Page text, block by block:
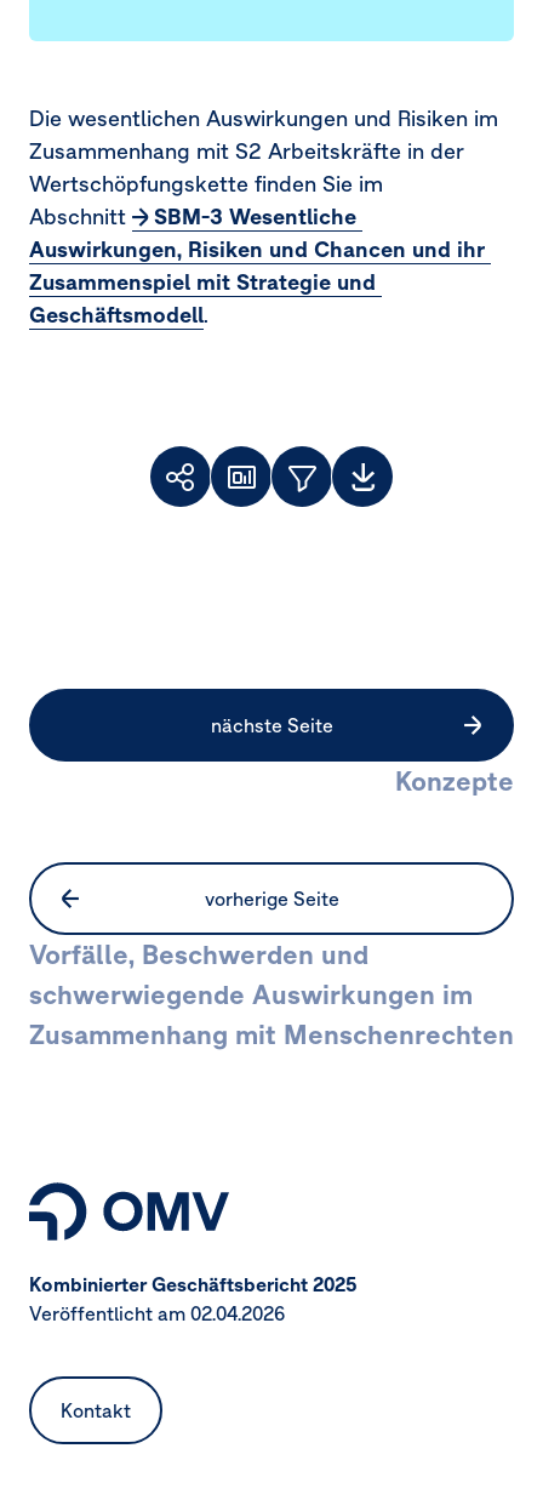
Die wesentlichen Auswirkungen und Risiken im
Zusammenhang mit S2 Arbeitskräfte in der
Wertschöpfungskette finden Sie im
Abschnitt
SBM-3 Wesentliche
Auswirkungen, Risiken und Chancen und ihr
Zusammenspiel mit Strategie und
Geschäftsmodell.
Weiterempfehlen
DashboardThemenfilter
Downloads
vorherige Seite
Vorfälle, Beschwerden und
schwerwiegende Auswirkungen im
Zusammenhang mit Menschenrechten
nächste Seite
Konzepte
Kombinierter Geschäftsbericht 2025
Veröffentlicht am 02.04.2026
Kontakt